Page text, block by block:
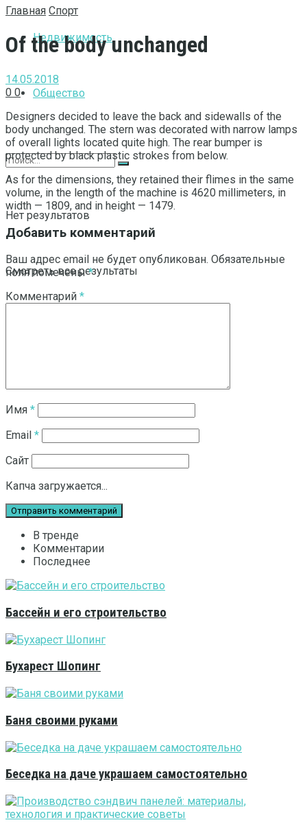
Недвижимость
Общество
Нет результатов
Смотреть все результаты
Главная Спорт
Of the body unchanged
14.05.2018
0 0
Designers decided to leave the back and sidewalls of the
body unchanged. The stern was decorated with narrow lamps
of overall lights located quite high. The rear bumper is
protected by black plastic strokes from below.
As for the dimensions, they retained their flimes in the same
volume, in the length of the machine is 4620 millimeters, in
width — 1809, and in height — 1479.
Добавить комментарий
Ваш адрес email не будет опубликован. Обязательные
поля помечены*
Комментарий *
Имя *
Email *
Сайт
Капча загружается...
В тренде
Комментарии
Последнее
Бассейн и его строительство
Бухарест Шопинг
Баня своими руками
Беседка на даче украшаем самостоятельно